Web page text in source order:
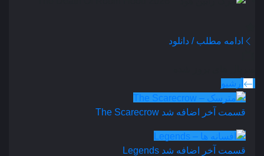
ادامه مطلب / دانلود
آرشیو
قسمت آخر اضافه شد The Scarecrow
قسمت آخر اضافه شد Legends